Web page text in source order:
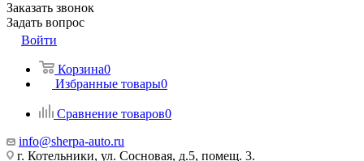
Заказать звонок
Задать вопрос
Войти
Корзина0
Избранные товары0
Сравнение товаров0
info@sherpa-auto.ru
г. Котельники, ул. Сосновая, д.5, помещ. 3.